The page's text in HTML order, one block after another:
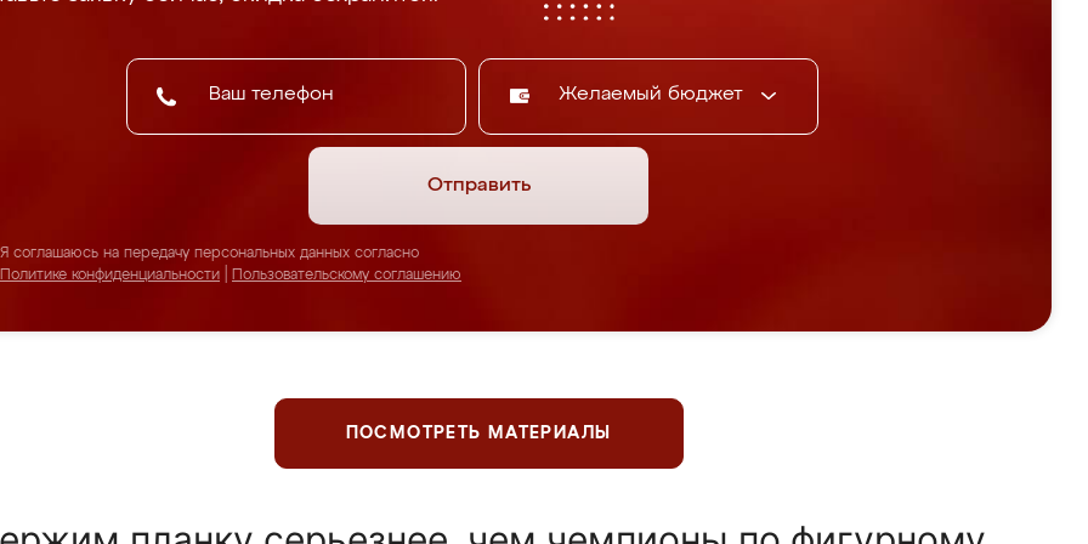
Желаемый бюджет
Отправить
Я соглашаюсь на передачу персональных данных согласно
Политике конфиденциальности
Пользовательскому соглашению
ПОСМОТРЕТЬ МАТЕРИАЛЫ